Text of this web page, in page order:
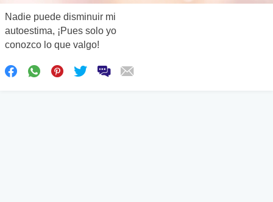
Nadie puede disminuir mi
autoestima, ¡Pues solo yo
conozco lo que valgo!